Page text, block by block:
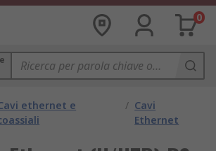
0
ethernet e
/ Cavi
Ethernet